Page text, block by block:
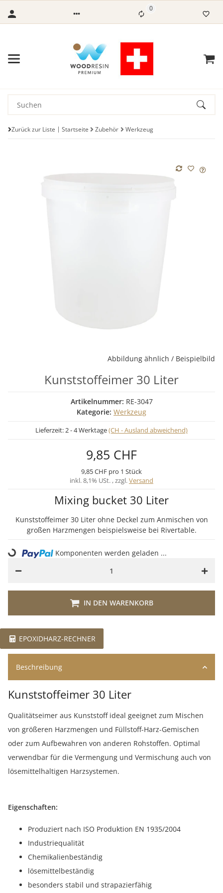
0
Zurück zur Liste Startseite Zubehör Werkzeug
Abbildung ähnlich / Beispielbild
Kunststoffeimer 30 Liter
Artikelnummer: RE-3047
Kategorie: Werkzeug
Lieferzeit:2 - 4 Werktage(CH - Ausland abweichend)
9,85 CHF
9,85 CHF pro 1 Stück
inkl. 8,1% USt. , zzgl.Versand
Mixing bucket 30 Liter
Kunststoffeimer 30 Liter ohne Deckel zum Anmischen von
großen Harzmengen beispielsweise bei Rivertable.
IN DEN WARENKORB
Loading... Komponenten werden geladen ...
EPOXIDHARZ-RECHNER
Beschreibung
Kunststoffeimer 30 Liter
Qualitätseimer aus Kunststoff ideal geeignet zum Mischen
von größeren Harzmengen und Füllstoff-Harz-Gemischen
oder zum Aufbewahren von anderen Rohstoffen. Optimal
verwendbar für die Vermengung und Vermischung auch von
lösemittelhaltigen Harzsystemen.
Eigenschaften:
Produziert nach ISO Produktion EN 1935/2004
Industriequalität
Chemikalienbeständig
lösemittelbeständig
besonders stabil und strapazierfähig